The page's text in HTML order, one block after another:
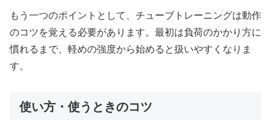
もう一つのポイントとして、チューブトレーニングは動作
のコツを覚える必要があります。最初は負荷のかかり方に
慣れるまで、軽めの強度から始めると扱いやすくなりま
す。
使い方・使うときのコツ